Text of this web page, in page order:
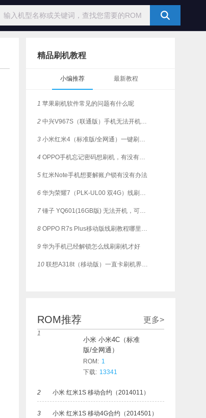
精品刷机教程
小编推荐 最新教程
1 苹果刷机软件常见的问题有什么呢
2中兴V967S（联通版）手机无法开机，是否支持一键刷机？
3小米红米4（标准版/全网通）一键刷机教程
4 OPPO手机忘记密码想刷机，有没有简单教程？
5红米Note手机想要解账户锁有没有办法
6华为荣耀7（PLK-UL00 双4G）线刷解锁，支持一键刷机
7锤子 YQ601(16GB版) 无法开机，可有解决的刷机方法？
8OPPO R7s Plus移动版线刷教程哪里有？可一键救砖
9华为手机已经解锁怎么线刷刷机才好
10联想A318t（移动版）一直卡刷机界面，这个如何刷？
ROM推荐 更多>
1
小米 小米4C（标准
版/全网通）
ROM: 1
下载: 13341
2 小米 红米1S 移动合约（2014011）
3 小米 红米1S 移动4G合约（2014501）